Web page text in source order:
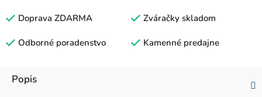
Doprava ZDARMA Zváračky skladom
Odborné poradenstvo Kamenné predajne
Popis